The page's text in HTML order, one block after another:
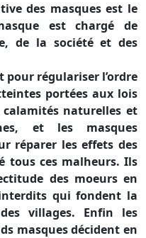
des masques est le
est chargé de
de la société et des
régulariser l’ordre
portées aux lois
naturelles et
et les masques
réparer les effets des
tous ces malheurs. Ils
des moeurs en
qui fondent la
villages. Enfin les
masques décident en